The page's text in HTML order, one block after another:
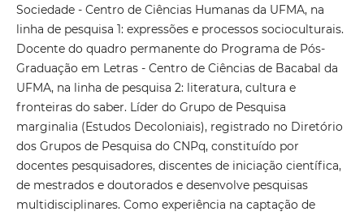
Sociedade - Centro de Ciências Humanas da UFMA, na
linha de pesquisa 1: expressões e processos socioculturais.
Docente do quadro permanente do Programa de Pós-
Graduação em Letras - Centro de Ciências de Bacabal da
UFMA, na linha de pesquisa 2: literatura, cultura e
fronteiras do saber. Líder do Grupo de Pesquisa
marginalia (Estudos Decoloniais), registrado no Diretório
dos Grupos de Pesquisa do CNPq, constituído por
docentes pesquisadores, discentes de iniciação científica,
de mestrados e doutorados e desenvolve pesquisas
multidisciplinares. Como experiência na captação de